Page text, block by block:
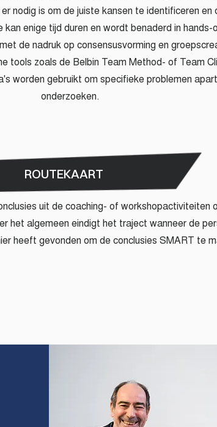
er nodig is om de juiste kansen te identificeren en
kan enige tijd duren en wordt benaderd in hands-
de nadruk op consensusvorming en
tools zoals de Belbin Team Method- of Team
worden gebruikt om specifieke problemen
onderzoeken.
ROUTEKAART
uit de coaching- of workshopactiviteiten
het algemeen eindigt het traject wanneer de
heeft gevonden om de conclusies SMART te